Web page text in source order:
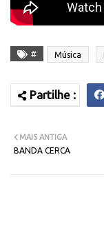
# Música
MAIS ANTIGA
BANDA CERCA